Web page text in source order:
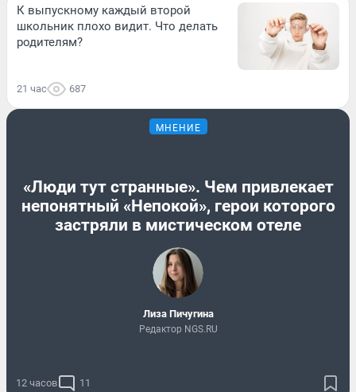
К выпускному каждый второй
школьник плохо видит. Что делать
родителям?
21 час 687
МНЕНИЕ
«Люди тут странные». Чем привлекает
непонятный «Непокой», герои которого
застряли в мистическом отеле
Лиза Пичугина
Редактор NGS.RU
12 часов 11